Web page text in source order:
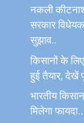
नकली
सरकार
सुझाव..
किसानों के
हुई तैयार, देखें
भारतीय
मिलेगा फायदा..